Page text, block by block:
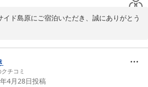
イド島原にご宿泊いただき、誠にありがとう
ミをご投稿いただき重ねて御礼申し上げま
味付けが美味しく丁度良い」とのお言葉を頂
ます。当ホテルでは島原名物の「具雑煮」を
覚を大切にしておりますので、ご満足いただ
チコミ
4月28日投稿